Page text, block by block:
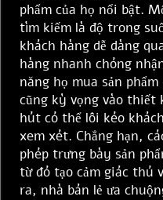
phẩm của họ nổi bật.
tìm kiếm là độ trong
khách hàng dễ dàng
hàng nhanh chóng
năng họ mua sản
cũng kỳ vọng vào thiết
hút có thể lôi kéo
xem xét. Chẳng hạn,
phép trưng bày sản
từ đó tạo cảm giác thú
ra, nhà bán lẻ ưa